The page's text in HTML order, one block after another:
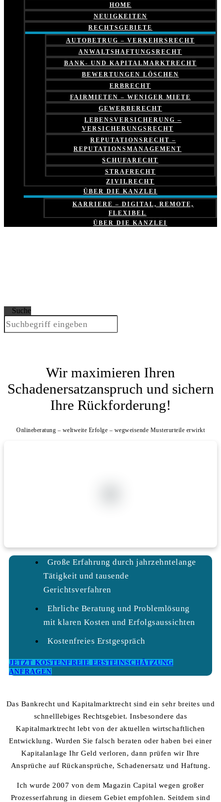
HOME
NEUIGKEITEN
RECHTSGEBIETE
AUTOBETRUG – VERKEHRSRECHT
ANWALTSHAFTUNGSRECHT
BANK- UND KAPITALMARKTRECHT
BEWERTUNGEN LÖSCHEN
ERBRECHT
FAIRMIETEN – WENIGER MIETE
GEWERBERECHT
LEBENSVERSICHERUNG –
VERSICHERUNGSRECHT
REPUTATIONSRECHT –
REPUTATIONSMANAGEMENT
SCHUFARECHT
STRAFRECHT
ZIVILRECHT
ÜBER DIE KANZLEI
KARRIERE – DIGITAL, REMOTE,
FLEXIBEL
ÜBER DIE KANZLEI
Suche
Wir maximieren Ihren
Schadenersatzanspruch und sichern
Ihre Rückforderung!
Onlineberatung – weltweite Erfolge – wegweisende Musterurteile erwirkt
Große Erfahrung durch jahrzehntelange
Tätigkeit und tausende
Gerichtsverfahren
Ehrliche Beratung und Problemlösung
mit klaren Kosten und Erfolgsaussichten
Kostenfreies Erstgespräch
JETZT KOSTENFREIE ERSTEINSCHÄTZUNG
ANFRAGEN
Das Bankrecht und Kapitalmarktrecht sind ein sehr breites und
schnelllebiges Rechtsgebiet. Insbesondere das
Kapitalmarktrecht lebt von der aktuellen wirtschaftlichen
Entwicklung. Wurden Sie falsch beraten oder haben bei einer
Kapitalanlage Ihr Geld verloren, dann prüfen wir Ihre
Ansprüche auf Rückansprüche, Schadenersatz und Haftung.
Ich wurde 2007 von dem Magazin Capital wegen großer
Prozesserfahrung in diesem Gebiet empfohlen. Seitdem sind